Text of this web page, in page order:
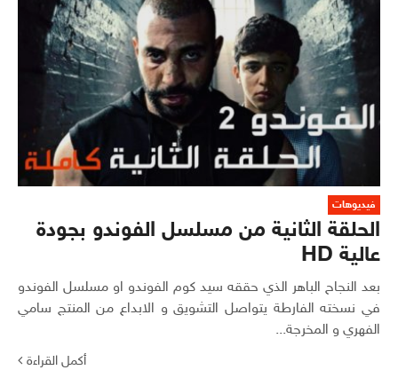
فيديوهات
الحلقة الثانية من مسلسل الفوندو بجودة
عالية HD
بعد النجاح الباهر الذي حققه سيد كوم الفوندو او مسلسل الفوندو
في نسخته الفارطة يتواصل التشويق و الابداع من المنتج سامي
الفهري و المخرجة...
أكمل القراءة